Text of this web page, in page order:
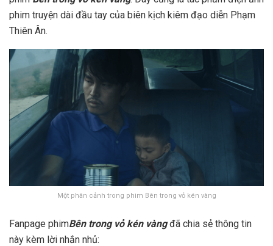
phim truyện dài đầu tay của biên kịch kiêm đạo diễn Phạm
Thiên Ân.
Một phân cảnh trong phim Bên trong vỏ kén vàng
Fanpage phimBên trong vỏ kén vàngđã chia sẻ thông tin
này kèm lời nhắn nhủ: